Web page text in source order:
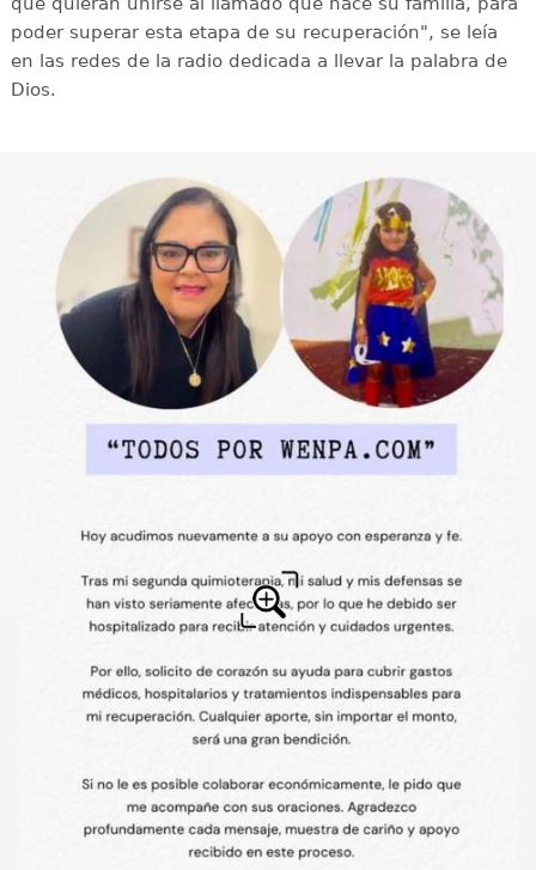
poder superar esta etapa de su recuperación", se leía
en las redes de la radio dedicada a llevar la palabra de
Dios.